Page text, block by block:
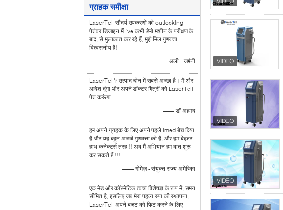
ग्राहक समीक्षा
LaserTell सौंदर्य उपकरणों की outlooking
पेशेवर डिजाइन मैं `ve कभी डेमो मशीन के परीक्षण के
बाद, से मुलाकात कर रहे हैं, मुझे मिल गुणवत्ता
विश्वसनीय है!
—— अली - जर्मनी
LaserTell'r उत्पाद चीन में सबसे अच्छा है। मैं और
आदेश दूंगा और अपने डॉक्टर मित्रों को LaserTell
पेश करूंगा।
—— डॉ अहमद
हम अपने ग्राहक के लिए अपने पहले Imed बेच दिया
है और यह बहुत अच्छी गुणवत्ता की है, और हम बेहतर
हाथ कनेक्टर्स तरह !! अब मैं अभियान हम बात शुरू
कर सकते हैं !!!
—— गोमेज़ - संयुक्त राज्य अमेरिका
एक मेड और कॉस्मेटिक त्वचा विशेषज्ञ के रूप में, समय
सीमित है, इसलिए जब मेरा पहला स्पा की स्थापना,
LaserTell अपने बजट को फिट करने के लिए